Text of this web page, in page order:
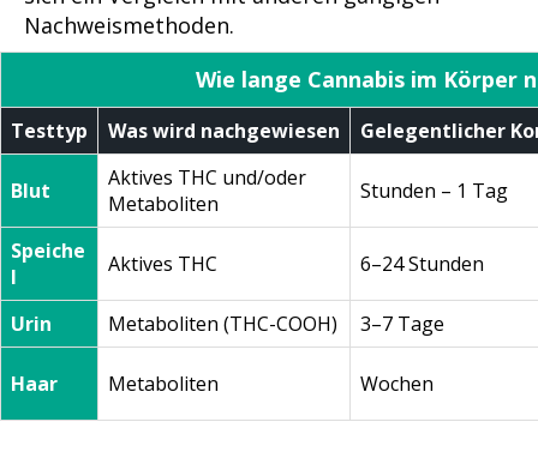
Nachweismethoden.
Wie lange Cannabis im Körper
Testtyp Was wird nachgewiesen Gelegentlicher
Blut
Aktives THC und/oder
Metaboliten
Stunden – 1 Tag
Speiche
l
Aktives THC 6–24 Stunden
Urin Metaboliten (THC-COOH) 3–7 Tage
Haar Metaboliten Wochen